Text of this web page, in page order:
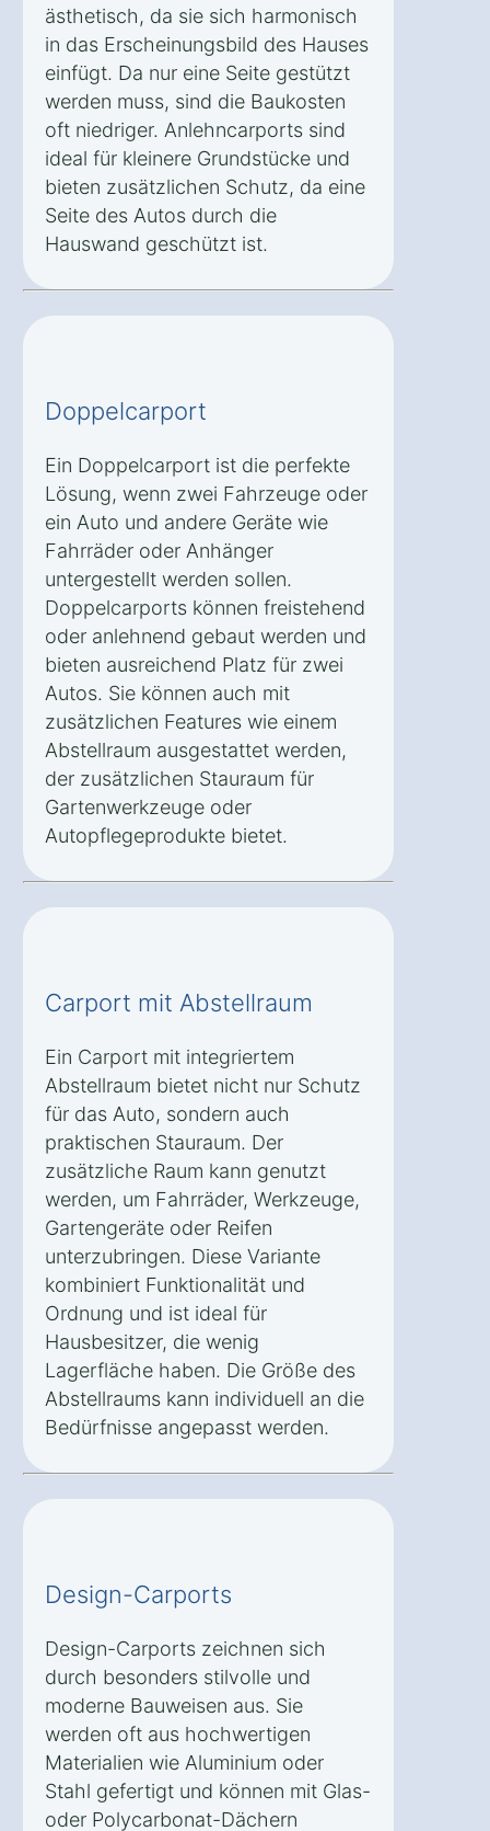
ästhetisch, da sie sich harmonisch
in das Erscheinungsbild des Hauses
einfügt. Da nur eine Seite gestützt
werden muss, sind die Baukosten
oft niedriger. Anlehncarports sind
ideal für kleinere Grundstücke und
bieten zusätzlichen Schutz, da eine
Seite des Autos durch die
Hauswand geschützt ist.
Doppelcarport
Ein Doppelcarport ist die perfekte
Lösung, wenn zwei Fahrzeuge oder
ein Auto und andere Geräte wie
Fahrräder oder Anhänger
untergestellt werden sollen.
Doppelcarports können freistehend
oder anlehnend gebaut werden und
bieten ausreichend Platz für zwei
Autos. Sie können auch mit
zusätzlichen Features wie einem
Abstellraum ausgestattet werden,
der zusätzlichen Stauraum für
Gartenwerkzeuge oder
Autopflegeprodukte bietet.
Carport mit Abstellraum
Ein Carport mit integriertem
Abstellraum bietet nicht nur Schutz
für das Auto, sondern auch
praktischen Stauraum. Der
zusätzliche Raum kann genutzt
werden, um Fahrräder, Werkzeuge,
Gartengeräte oder Reifen
unterzubringen. Diese Variante
kombiniert Funktionalität und
Ordnung und ist ideal für
Hausbesitzer, die wenig
Lagerfläche haben. Die Größe des
Abstellraums kann individuell an die
Bedürfnisse angepasst werden.
Design-Carports
Design-Carports zeichnen sich
durch besonders stilvolle und
moderne Bauweisen aus. Sie
werden oft aus hochwertigen
Materialien wie Aluminium oder
Stahl gefertigt und können mit Glas-
oder Polycarbonat-Dächern